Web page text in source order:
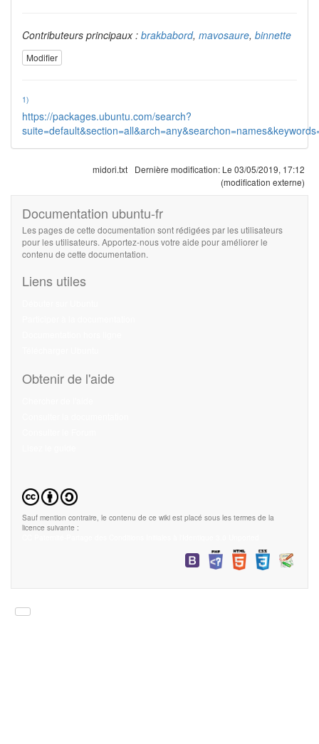
Contributeurs principaux : brakbabord, mavosaure, binnette
Modifier
1)
https://packages.ubuntu.com/search?
midori.txt Dernière modification: Le 03/05/2019, 17:12
(modification externe)
Documentation ubuntu-fr
Les pages de cette documentation sont rédigées par les utilisateurs
pour les utilisateurs. Apportez-nous votre aide pour améliorer le
contenu de cette documentation.
Liens utiles
Obtenir de l'aide
Sauf mention contraire, le contenu de ce wiki est placé sous les termes de la
licence suivante :